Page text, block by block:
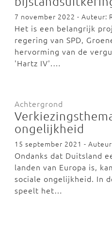
7 november 2022 - Auteur:
Het is een belangrijk
regering van SPD,
hervorming van de
'Hartz IV'.…
Achtergrond
ongelijkheid
15 september 2021 -
Ondanks dat Duitsland
landen van Europa is,
sociale ongelijkheid. In
speelt het…